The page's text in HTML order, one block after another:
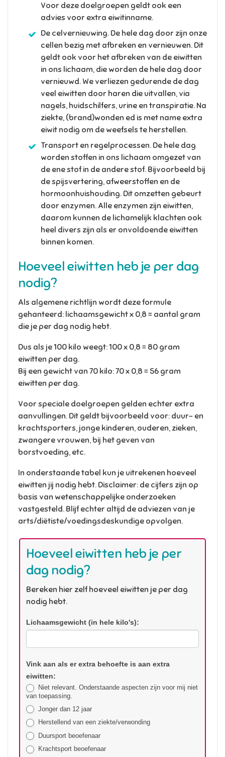
Voor deze doelgroepen geldt ook een
advies voor extra eiwitinname.
De celvernieuwing. De hele dag door zijn onze
cellen bezig met afbreken en vernieuwen. Dit
geldt ook voor het afbreken van de eiwitten
in ons lichaam, die worden de hele dag door
vernieuwd. We verliezen gedurende de dag
veel eiwitten door haren die uitvallen, via
nagels, huidschilfers, urine en transpiratie. Na
ziekte, (brand)wonden ed is met name extra
eiwit nodig om de weefsels te herstellen.
Transport en regelprocessen. De hele dag
worden stoffen in ons lichaam omgezet van
de ene stof in de andere stof. Bijvoorbeeld bij
de spijsvertering, afweerstoffen en de
hormoonhuishouding. Dit omzetten gebeurt
door enzymen. Alle enzymen zijn eiwitten,
daarom kunnen de lichamelijk klachten ook
heel divers zijn als er onvoldoende eiwitten
binnen komen.
Hoeveel eiwitten heb je per dag
nodig?
Als algemene richtlijn wordt deze formule
gehanteerd: lichaamsgewicht x 0,8 = aantal gram
die je per dag nodig hebt.
Dus als je 100 kilo weegt: 100 x 0,8 = 80 gram
eiwitten per dag.
Bij een gewicht van 70 kilo: 70 x 0,8 = 56 gram
eiwitten per dag.
Voor speciale doelgroepen gelden echter extra
aanvullingen. Dit geldt bijvoorbeeld voor: duur- en
krachtsporters, jonge kinderen, ouderen, zieken,
zwangere vrouwen, bij het geven van
borstvoeding, etc.
In onderstaande tabel kun je uitrekenen hoeveel
eiwitten jij nodig hebt. Disclaimer: de cijfers zijn op
basis van wetenschappelijke onderzoeken
vastgesteld. Blijf echter altijd de adviezen van je
arts/diëtiste/voedingsdeskundige opvolgen.
Hoeveel eiwitten heb je per
dag nodig?
Bereken hier zelf hoeveel eiwitten je per dag
nodig hebt.
Hoeveel
eiwitten
heb
per
dag
nodig
Lichaamsgewicht (in hele kilo's):
Vink aan als er extra behoefte is aan extra
eiwitten:
Niet relevant. Onderstaande aspecten zijn voor mij niet
van toepassing.
Jonger dan 12 jaar
Herstellend van een ziekte/verwonding
Duursport beoefenaar
Krachtsport beoefenaar